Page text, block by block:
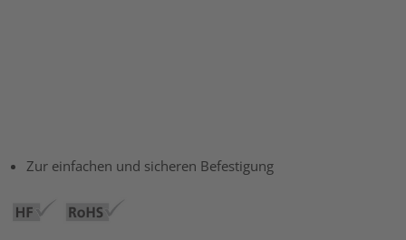
Zur einfachen und sicheren Befestigung